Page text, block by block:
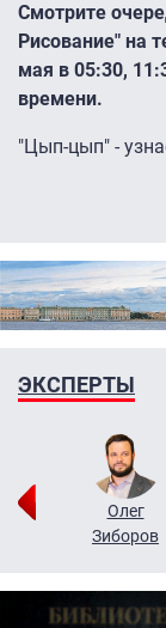
Смотрите
Рисование" на
мая в 05:30,
времени.
"Цып-цып" -
ЭКСПЕРТЫ
Олег
Зиборов